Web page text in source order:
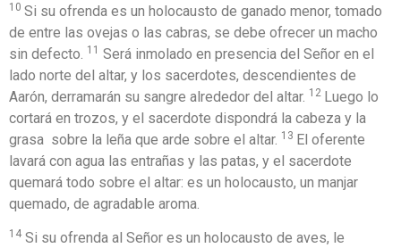
10 Si su ofrenda es un holocausto de ganado menor, tomado
de entre las ovejas o las cabras, se debe ofrecer un macho
sin defecto. 11 Será inmolado en presencia del Señor en el
lado norte del altar, y los sacerdotes, descendientes de
Aarón, derramarán su sangre alrededor del altar. 12 Luego lo
cortará en trozos, y el sacerdote dispondrá la cabeza y la
grasa sobre la leña que arde sobre el altar. 13 El oferente
lavará con agua las entrañas y las patas, y el sacerdote
quemará todo sobre el altar: es un holocausto, un manjar
quemado, de agradable aroma.
14 Si su ofrenda al Señor es un holocausto de aves, le